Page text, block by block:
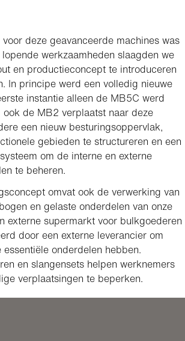
deze geavanceerde machines was
werkzaamheden slaagden we
en productieconcept te introduceren
In principe werd een volledig nieuwe
instantie alleen de MB5C werd
de MB2 verplaatst naar deze
een nieuw besturingsoppervlak,
gebieden te structureren en een
om de interne en externe
te beheren.
omvat ook de verwerking van
en gelaste onderdelen van onze
externe supermarkt voor bulkgoederen
door een externe leverancier om
onderdelen hebben.
en slangensets helpen werknemers
verplaatsingen te beperken.